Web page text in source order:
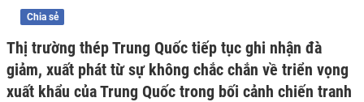
Chia sẻ
Thị trường thép Trung Quốc tiếp tục ghi nhận đà
giảm, xuất phát từ sự không chắc chắn về triển vọng
xuất khẩu của Trung Quốc trong bối cảnh chiến tranh